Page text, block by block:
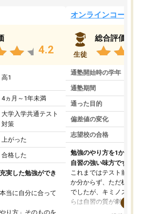
4.2
高1
4ヵ月～1年未満
大学入学共通テスト
対策
上がった
合格した
実した勉強ができ
当に自分に合って
り方」そのものを
オンラインコース
生徒
総合評価
通塾開始時の学年
通塾期間
通った目的
偏差値の変化
志望校の合格
勉強のやり方を1から教
自習の強い味方です。
これまではテスト前に何
か分からず、ただ机に座
でしたが、キミノスクー
らは自習の質が劇的に変